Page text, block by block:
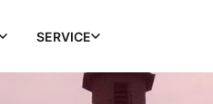
SERVICE